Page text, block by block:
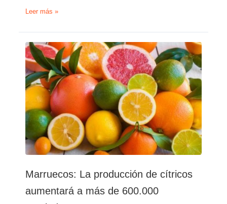
Marruecos
un
aumento
de
la
producción
de
cítricos
Leer más »
Marruecos: La producción de cítricos
aumentará a más de 600.000